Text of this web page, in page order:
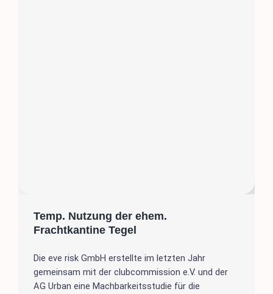
Temp. Nutzung der ehem.
Frachtkantine Tegel
Die eve risk GmbH erstellte im letzten Jahr
gemeinsam mit der clubcommission e.V. und der
AG Urban eine Machbarkeitsstudie für die